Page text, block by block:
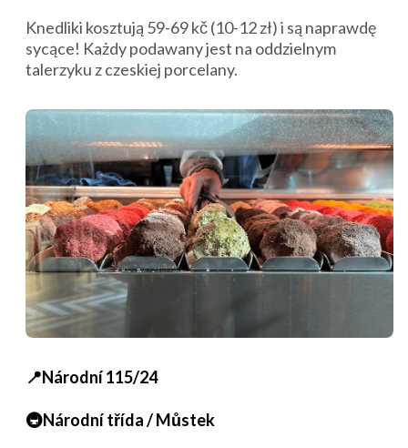
Knedliki kosztują 59-69 kč (10-12 zł) i są naprawdę
sycące! Każdy podawany jest na oddzielnym
talerzyku z czeskiej porcelany.
📍Národní 115/24
🚇Národní třída / Můstek